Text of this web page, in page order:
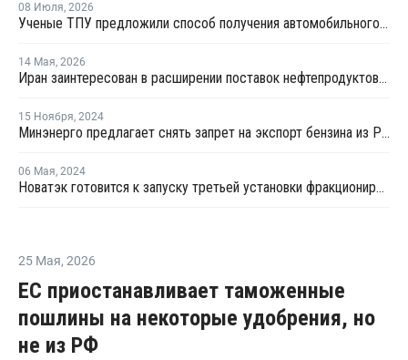
08 Июля, 2026
Ученые ТПУ предложили способ получения автомобильного бензина из пластиковых отходов
14 Мая, 2026
Иран заинтересован в расширении поставок нефтепродуктов из России
15 Ноября, 2024
Минэнерго предлагает снять запрет на экспорт бензина из РФ
06 Мая, 2024
Новатэк готовится к запуску третьей установки фракционирования конденсата в Усть-Луге
25 Мая, 2026
ЕС приостанавливает таможенные
пошлины на некоторые удобрения, но
не из РФ